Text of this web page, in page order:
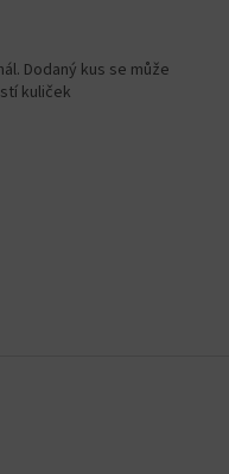
Dodaný kus se může
kuliček